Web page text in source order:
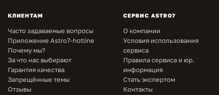
КЛИЕНТАМ
Часто задаваемые вопросы
Приложение Astro7-hotline
Почему мы?
За что нас выбирают
Гарантия качества
Запрещённые темы
Отзывы
СЕРВИС ASTRO7
О компании
Условия использования
сервиса
Правила сервиса и юр.
информация
Стать экспертом
Контакты